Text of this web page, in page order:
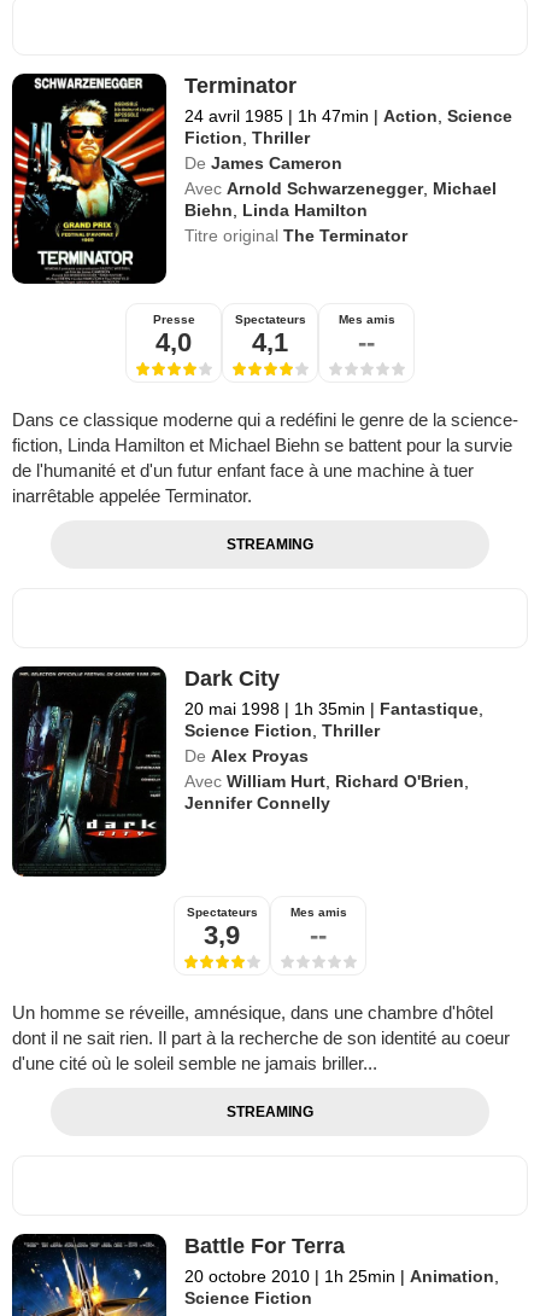
Terminator
24 avril 1985 | 1h 47min | Action ,Science
Fiction ,Thriller
De James Cameron
Avec Arnold Schwarzenegger, Michael
Biehn
Linda Hamilton
Titre originalThe Terminator
Presse
4,0
Spectateurs
4,1
Mes amis
--
Dans ce classique moderne qui a redéfini le genre de la science-
fiction, Linda Hamilton et Michael Biehn se battent pour la survie
de l'humanité et d'un futur enfant face à une machine à tuer
inarrêtable appelée Terminator.
STREAMING
Dark City
20 mai 1998 | 1h 35min | Fantastique
Science Fiction ,Thriller
De Alex Proyas
Avec William Hurt Richard O'Brien
Jennifer Connelly
Spectateurs
3,9
Mes amis
--
Un homme se réveille, amnésique, dans une chambre d'hôtel
dont il ne sait rien. Il part à la recherche de son identité au coeur
d'une cité où le soleil semble ne jamais briller...
STREAMING
Battle For Terra
20 octobre 2010 | 1h 25min | Animation
Science Fiction